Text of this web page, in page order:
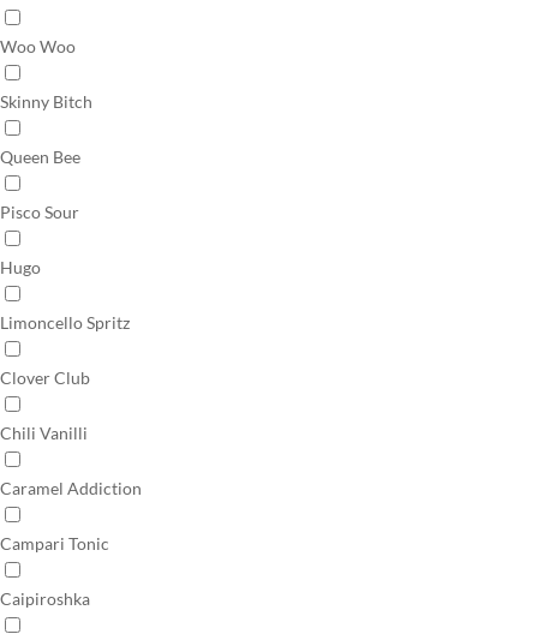
Woo Woo
Skinny Bitch
Queen Bee
Pisco Sour
Hugo
Limoncello Spritz
Clover Club
Chili Vanilli
Caramel Addiction
Campari Tonic
Caipiroshka